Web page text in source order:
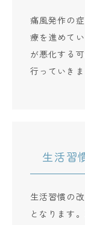
痛風発作の
療を進めて
が悪化する
行っていきま
生活習
生活習慣の
となります